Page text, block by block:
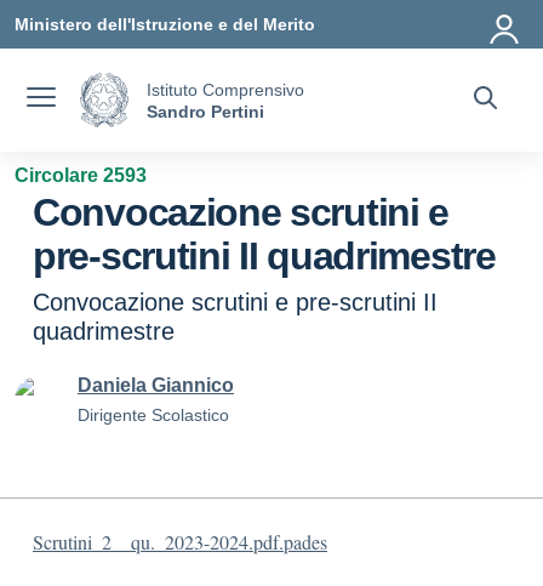
Ministero dell'Istruzione e del Merito
Istituto Comprensivo
Sandro Pertini
Circolare 2593
Convocazione scrutini e
pre-scrutini II quadrimestre
Convocazione scrutini e pre-scrutini II
quadrimestre
Daniela Giannico
Dirigente Scolastico
Scrutini_2__qu._2023-2024.pdf.pades